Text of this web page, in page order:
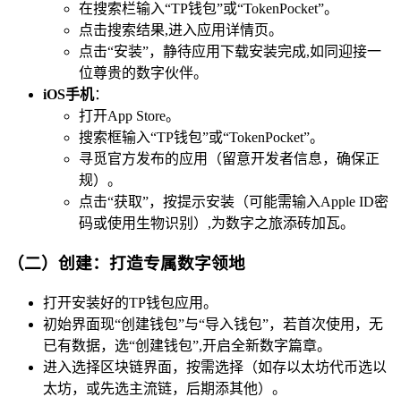
在搜索栏输入“TP钱包”或“TokenPocket”。
点击搜索结果,进入应用详情页。
点击“安装”，静待应用下载安装完成,如同迎接一
位尊贵的数字伙伴。
iOS手机：
打开App Store。
搜索框输入“TP钱包”或“TokenPocket”。
寻觅官方发布的应用（留意开发者信息，确保正
规）。
点击“获取”，按提示安装（可能需输入Apple ID密
码或使用生物识别）,为数字之旅添砖加瓦。
（二）创建：打造专属数字领地
打开安装好的TP钱包应用。
初始界面现“创建钱包”与“导入钱包”，若首次使用，无
已有数据，选“创建钱包”,开启全新数字篇章。
进入选择区块链界面，按需选择（如存以太坊代币选以
太坊，或先选主流链，后期添其他）。